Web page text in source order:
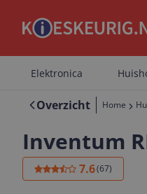
Elektronica
Overzicht Home
Inventum
7.6(67)